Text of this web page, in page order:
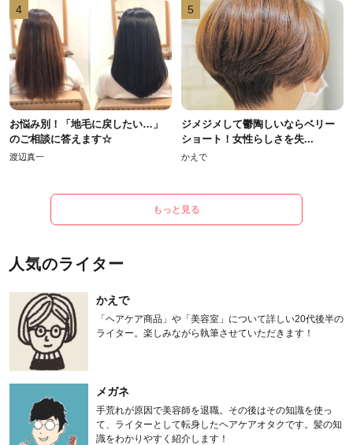
4
お悩み別！「地毛に戻したい…」
のご相談に答えます☆
渡辺真一
5
ジメジメして鬱陶しいならベリー
ショート！女性らしさを失...
かえで
もっと見る
人気のライター
かえで
「ヘアケア商品」や「美容室」について詳しい20代後半の
ライター。楽しみながら執筆させていただきます！
メガネ
手荒れが原因で美容師を退職。その後はその知識を使っ
て、ライターとして転身したヘアケアオタクです。髪の知
識をわかりやすく紹介します！